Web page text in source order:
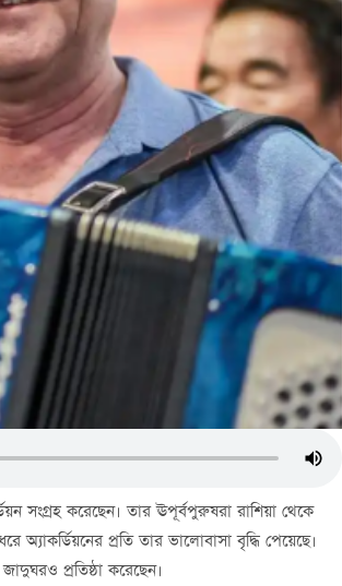
সংগ্রহ করেছেন। তার ঊপূর্বপুরুষরা রাশিয়া থেকে
প্রতি তার ভালোবাসা বৃদ্ধি পেয়েছে।
প্রতিষ্ঠা করেছেন।